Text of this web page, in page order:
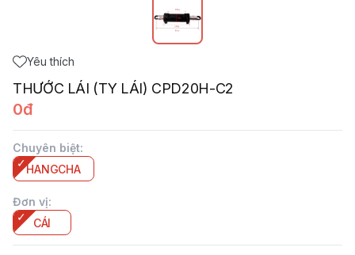
Yêu thích
THƯỚC LÁI (TY LÁI) CPD20H-C2
0đ
Chuyên biệt:
HANGCHA
Đơn vị:
CÁI